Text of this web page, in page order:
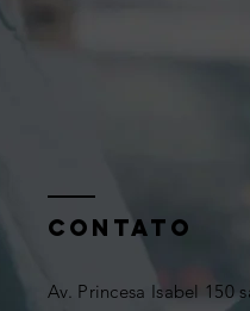
CONTATO
Av. Princesa Isabel 150